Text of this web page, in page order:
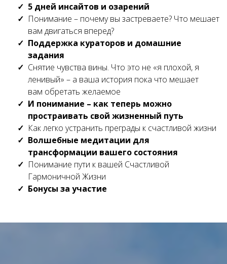
5 дней инсайтов и озарений
Понимание – почему вы застреваете? Что мешает
вам двигаться вперед?
Поддержка кураторов и домашние
задания
Снятие чувства вины. Что это не «я плохой, я
ленивый» – а ваша история пока что мешает
вам обретать желаемое
И понимание – как теперь можно
простраивать свой жизненный путь
Как легко устранить преграды к счастливой жизни
Волшебные медитации для
трансформации вашего состояния
Понимание пути к вашей Счастливой
Гармоничной Жизни
Бонусы за участие